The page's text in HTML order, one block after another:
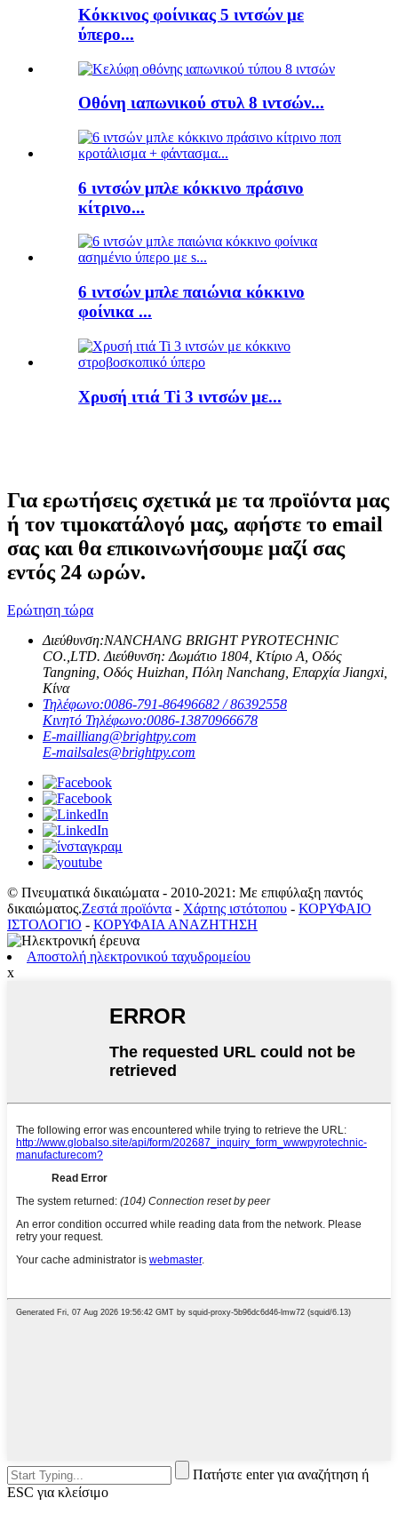
Κόκκινος φοίνικας 5 ιντσών με
ύπερο...
Οθόνη ιαπωνικού στυλ 8 ιντσών...
6 ιντσών μπλε κόκκινο πράσινο
κίτρινο...
6 ιντσών μπλε παιώνια κόκκινο
φοίνικα ...
Χρυσή ιτιά Ti 3 ιντσών με...
Για ερωτήσεις σχετικά με τα προϊόντα μας
ή τον τιμοκατάλογό μας, αφήστε το email
σας και θα επικοινωνήσουμε μαζί σας
εντός 24 ωρών.
Ερώτηση τώρα
Διεύθυνση:NANCHANG BRIGHT PYROTECHNIC
CO.,LTD. Διεύθυνση: Δωμάτιο 1804, Κτίριο Α, Οδός
Tangning, Οδός Huizhan, Πόλη Nanchang, Επαρχία Jiangxi,
Κίνα
Τηλέφωνο:0086-791-86496682 / 86392558
Κινητό Τηλέφωνο:0086-13870966678
E-mailliang@brightpy.com
E-mailsales@brightpy.com
© Πνευματικά δικαιώματα - 2010-2021: Με επιφύλαξη παντός
δικαιώματος.Ζεστά προϊόντα - Χάρτης ιστότοπου - ΚΟΡΥΦΑΙΟ
ΙΣΤΟΛΟΓΙΟ - ΚΟΡΥΦΑΙΑ ΑΝΑΖΗΤΗΣΗ
Αποστολή ηλεκτρονικού ταχυδρομείου
x
Πατήστε enter για αναζήτηση ή
ESC για κλείσιμο